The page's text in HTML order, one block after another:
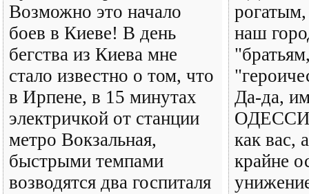
Возможно это начало
боев в Киеве! В день
бегства из Киева мне
стало известно о том, что
в Ирпене, в 15 минутах
электричкой от станции
метро Вокзальная,
быстрыми темпами
возводятся два госпиталя
наш
Да-да,
как вас,
крайне